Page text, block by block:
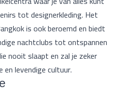
tot designerkleding. Het
is ook beroemd en biedt
nachtclubs tot ontspannen
nooit slaapt en zal je zeker
levendige cultuur.